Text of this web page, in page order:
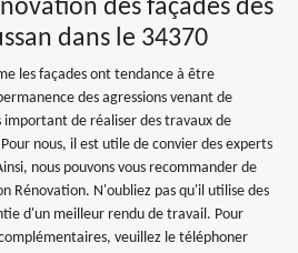
des façades des
dans le 34370
les façades ont tendance à être
des agressions venant de
de réaliser des travaux de
nous, il est utile de convier des experts
nous pouvons vous recommander de
Rénovation. N'oubliez pas qu'il utilise des
d'un meilleur rendu de travail. Pour
veuillez le téléphoner